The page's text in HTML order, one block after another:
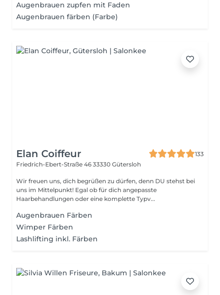
Augenbrauen zupfen mit Faden
Augenbrauen färben (Farbe)
Elan Coiffeur
133
Friedrich-Ebert-Straße 46 33330 Gütersloh
Wir freuen uns, dich begrüßen zu dürfen, denn DU stehst bei
uns im Mittelpunkt! Egal ob für dich angepasste
Haarbehandlungen oder eine komplette Typv...
Augenbrauen Färben
Wimper Färben
Lashlifting inkl. Färben